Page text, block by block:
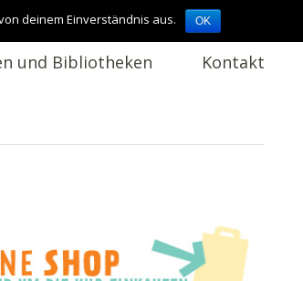
und Bibliotheken Kontakt
deinem Einverständnis aus. OK